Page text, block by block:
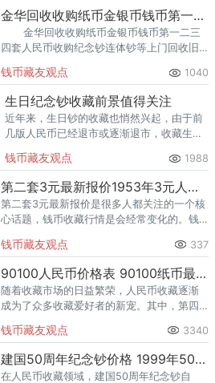
结局。
金华回收收购纸币金银币钱币第一二三四套人民币收购纪念钞连体钞
金华回收收购纸币金银币钱币第一二三
四套人民币收购纪念钞连体钞等上门回收旧
钱币藏友观点 1040
生日纪念钞收藏前景值得关注
近年来，生日钞的收藏也悄然兴起，由于前
几版人民币已经退市或逐渐退市，收藏生日
钱币藏友观点 1988
第二套3元最新报价1953年3元人民币收藏价值
第二套3元最新报价是很多人都关注的一个核
心话题，钱币收藏行情是会经常变化的。钱
很多人在早期投资了一些旧版钱币，到了几
年后，就能赚上一大笔。这是
钱币藏友观点 337
90100人民币价格表 90100纸币最新价格
随着收藏市场的日益繁荣，人民币收藏逐渐
成为了众多收藏爱好者的新宠。其中，第四
景、精美的设计和稀有的存世量，成为了市
场上的明星品种。据悉，
钱币藏友观点 3340
建国50周年纪念钞价格 1999年50元建国钞值多少钱
在人民币收藏领域，建国50周年纪念钞自